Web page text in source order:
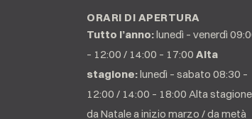
ORARI DI APERTURA
Tutto l’anno:lunedì – venerdì
– 12:00 / 14:00 – 17:00 Alta
stagione:lunedì – sabato 08:30 –
12:00 / 14:00 – 18:00 Alta
da Natale a inizio marzo / da metà